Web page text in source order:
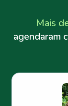
Mais
agendaram